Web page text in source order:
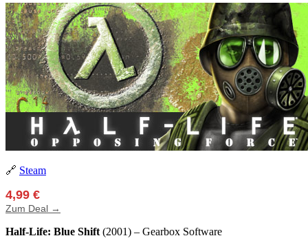
🔗 Steam
4,99 €
Zum Deal →
Half-Life: Blue Shift (2001) – Gearbox Software